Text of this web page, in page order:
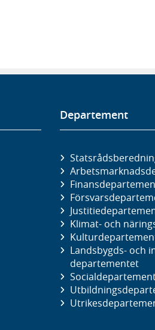
Departement
Klimat- och
Landsbygds- och
departementet